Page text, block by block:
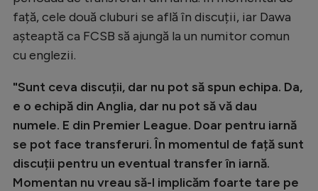
Tenis
Handbal
Formula 1
Gimnastică
Auto
Rugby
față, cele două cluburi se află în discuții, iar Dawa
așteaptă ca FCSB să ajungă la un numitor comun
cu englezii.
"Sunt ceva discuții, dar nu pot să spun echipa. Da,
e o echipă din Anglia, dar nu pot să vă dau
numele. E din Premier League. Doar pentru iarnă
se pot face transferuri. În momentul de față sunt
discuții pentru un eventual transfer în iarnă.
Momentan nu vreau să-l implicăm foarte tare pe